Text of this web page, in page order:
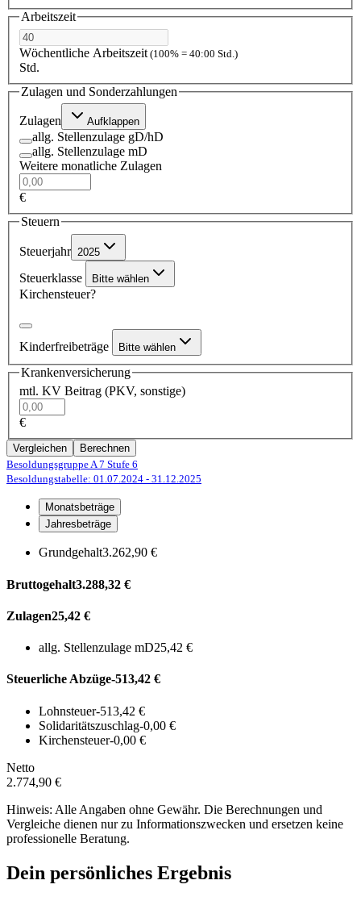
Arbeitszeit
Wöchentliche Arbeitszeit (100% = 40:00 Std.)
Std.
Zulagen und Sonderzahlungen
Zulagen Aufklappen
allg. Stellenzulage gD/hD
allg. Stellenzulage mD
Weitere monatliche Zulagen
€
Steuern
Steuerjahr 2025
Steuerklasse Bitte wählen
Kirchensteuer?
Kinderfreibeträge Bitte wählen
Krankenversicherung
mtl. KV Beitrag (PKV, sonstige)
€
Vergleichen
Berechnen
Besoldungsgruppe A 7 Stufe 6
Besoldungstabelle: 01.07.2024 - 31.12.2025
Monatsbeträge
Jahresbeträge
Grundgehalt3.262,90 €
Bruttogehalt3.288,32 €
Zulagen25,42 €
allg. Stellenzulage mD25,42 €
Steuerliche Abzüge-513,42 €
Lohnsteuer-513,42 €
Solidaritätszuschlag-0,00 €
Kirchensteuer-0,00 €
Netto
2.774,90 €
Hinweis: Alle Angaben ohne Gewähr. Die Berechnungen und
Vergleiche dienen nur zu Informationszwecken und ersetzen keine
professionelle Beratung.
Dein persönliches Ergebnis